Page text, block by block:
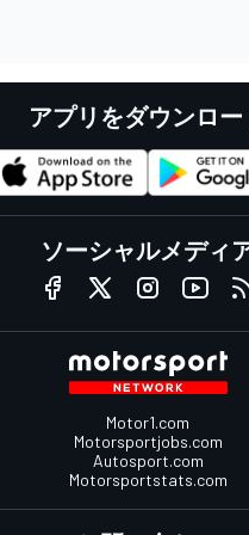
アプリをダウンロー
ソーシャルメディ
Motor1.com
Motorsportjobs.com
Autosport.com
Motorsportstats.com